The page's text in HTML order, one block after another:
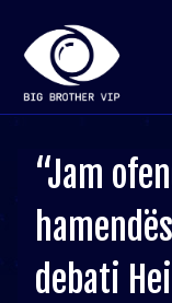
“Jam
debati